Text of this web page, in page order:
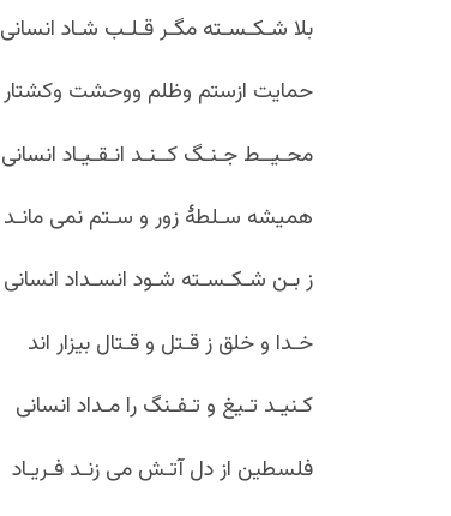
بلا شـکـسـته مگـر قـلـب شـاد انسانی
حمایت ازستم وظلم ووحشت وکشتار
محـیــط جـنـگ کــنـد انـقـیـاد انسانی
همیشه سـلطۀ زور و سـتم نمی مانـد
ز بـن شـکـسـته شـود انسـداد انسانی
خـدا و خلق ز قـتل و قـتال بیزار اند
کـنیـد تـیغ و تـفـنگ را مـداد انسانی
فلسطین از دل آتـش می زنـد فـریـاد